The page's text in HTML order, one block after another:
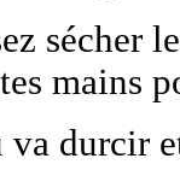
sécher
mains
va durcir